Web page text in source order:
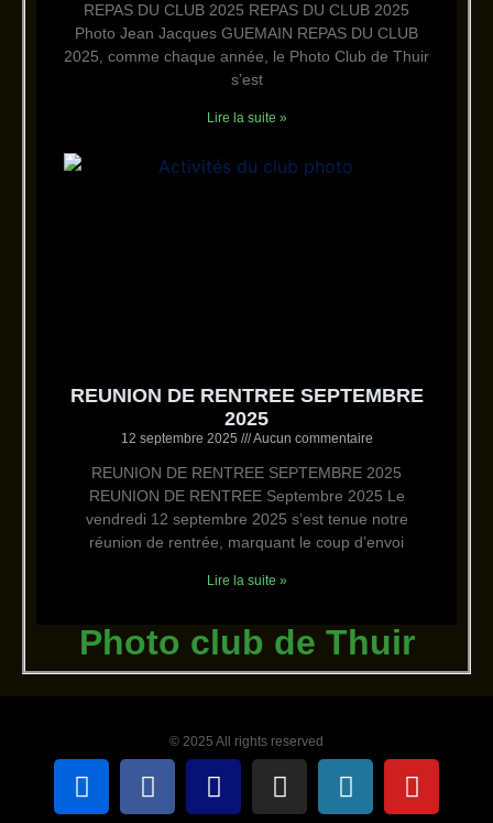
REPAS DU CLUB 2025 REPAS DU CLUB 2025
Photo Jean Jacques GUEMAIN REPAS DU CLUB
2025, comme chaque année, le Photo Club de Thuir
s’est
Lire la suite »
REUNION DE RENTREE SEPTEMBRE
2025
12 septembre 2025 Aucun commentaire
REUNION DE RENTREE SEPTEMBRE 2025
REUNION DE RENTREE Septembre 2025 Le
vendredi 12 septembre 2025 s’est tenue notre
réunion de rentrée, marquant le coup d’envoi
Lire la suite »
Photo club de Thuir
© 2025 All rights reserved